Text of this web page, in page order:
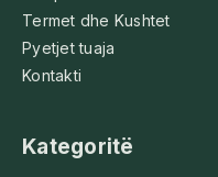
Termet dhe Kushtet
Pyetjet tuaja
Kontakti
Kategoritë